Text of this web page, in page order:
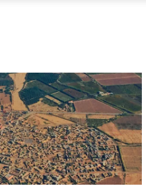
World
Thru